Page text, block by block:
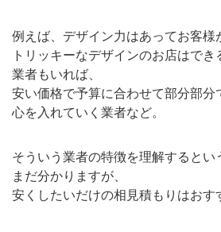
例えば、デザイン力はあってお客様
トリッキーなデザインのお店はで
業者もいれば、
安い価格で予算に合わせて部分部分
心を入れていく業者など。
そういう業者の特徴を理解するとい
まだ分かりますが、
安くしたいだけの相見積もりはおす